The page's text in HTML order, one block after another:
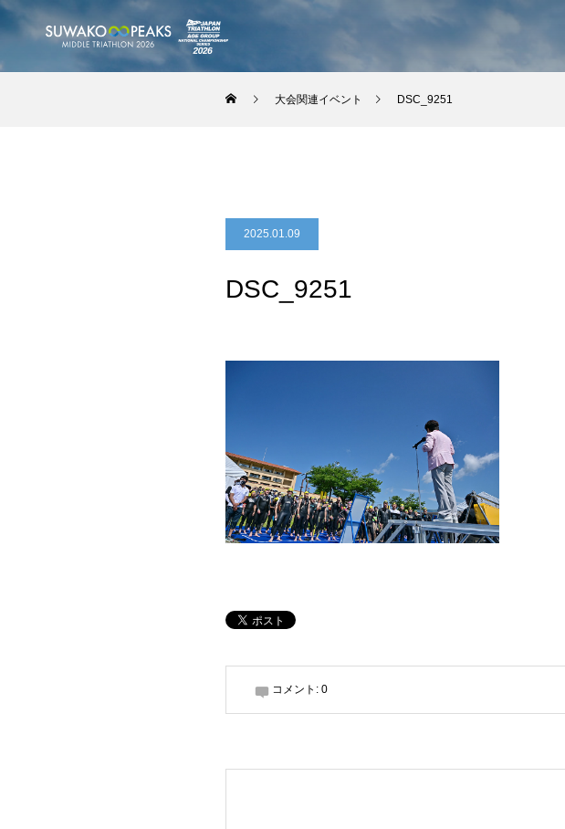
大会関連イベント DSC_9251
2025.01.09
DSC_9251
コメント: 0